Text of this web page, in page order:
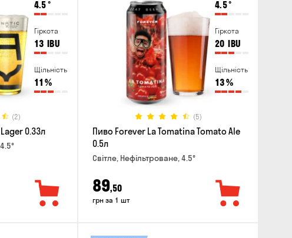
4.5°
Гіркота
13 IBU
Щільність
11 %
(2)
0.33л
4.5°
Гіркота
20 IBU
Щільність
13%
(5)
Пиво Forever La Tomatina Tomato Ale
0.5л
Світле, Нефільтроване, 4.5°
89,50
грн за 1 шт